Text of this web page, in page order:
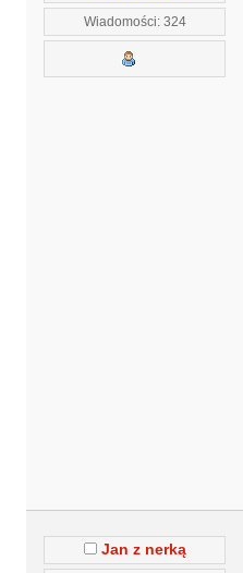
Wiadomości: 324
Jan z nerką